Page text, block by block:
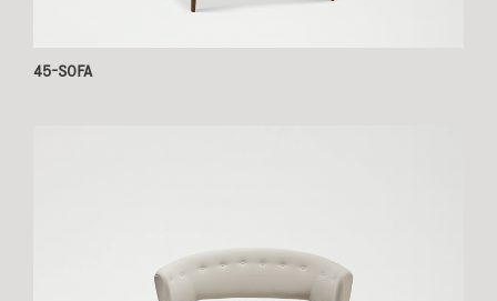
45-SOFA